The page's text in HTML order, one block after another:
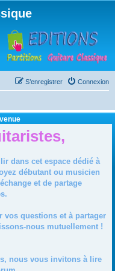
Connexion
S’enregistrer
dans cet espace dédié à
débutant ou musicien
et de partage
vos questions et à partager
nous mutuellement !
nous vous invitons à lire